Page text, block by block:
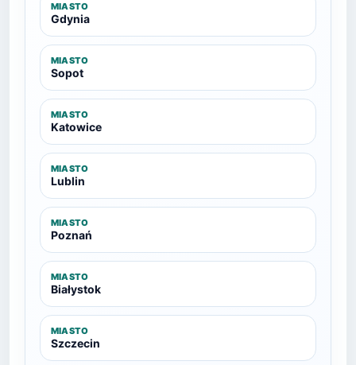
MIASTO
Gdynia
MIASTO
Sopot
MIASTO
Katowice
MIASTO
Lublin
MIASTO
Poznań
MIASTO
Białystok
MIASTO
Szczecin